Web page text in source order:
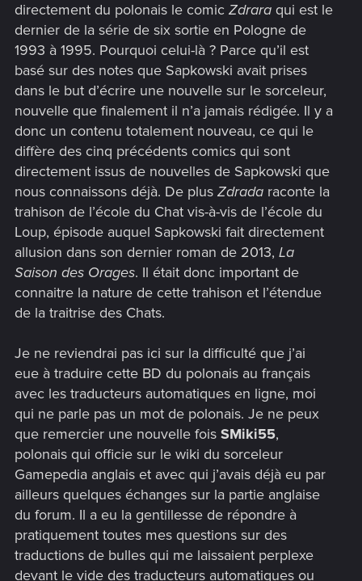
directement du polonais le comic Zdrara qui est le
dernier de la série de six sortie en Pologne de
1993 à 1995. Pourquoi celui-là ? Parce qu’il est
basé sur des notes que Sapkowski avait prises
dans le but d’écrire une nouvelle sur le sorceleur,
nouvelle que finalement il n’a jamais rédigée. Il y a
donc un contenu totalement nouveau, ce qui le
diffère des cinq précédents comics qui sont
directement issus de nouvelles de Sapkowski que
nous connaissons déjà. De plus Zdrada raconte la
trahison de l’école du Chat vis-à-vis de l’école du
Loup, épisode auquel Sapkowski fait directement
allusion dans son dernier roman de 2013, La
Saison des Orages. Il était donc important de
connaitre la nature de cette trahison et l’étendue
de la traitrise des Chats.
Je ne reviendrai pas ici sur la difficulté que j’ai
eue à traduire cette BD du polonais au français
avec les traducteurs automatiques en ligne, moi
qui ne parle pas un mot de polonais. Je ne peux
que remercier une nouvelle fois SMiki55,
polonais qui officie sur le wiki du sorceleur
Gamepedia anglais et avec qui j’avais déjà eu par
ailleurs quelques échanges sur la partie anglaise
du forum. Il a eu la gentillesse de répondre à
pratiquement toutes mes questions sur des
traductions de bulles qui me laissaient perplexe
devant le vide des traducteurs automatiques ou